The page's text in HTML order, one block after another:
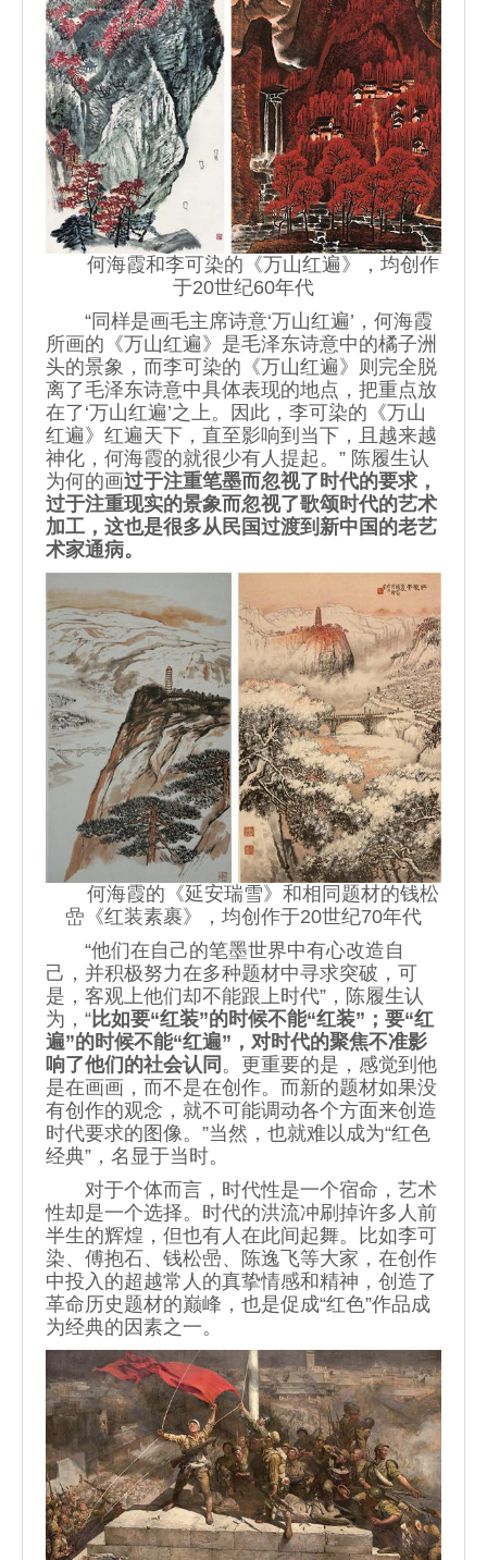
何海霞和李可染的《万山红遍》，均创作
于20世纪60年代
“同样是画毛主席诗意‘万山红遍’，何海霞
所画的《万山红遍》是毛泽东诗意中的橘子洲
头的景象，而李可染的《万山红遍》则完全脱
离了毛泽东诗意中具体表现的地点，把重点放
在了‘万山红遍’之上。因此，李可染的《万山
红遍》红遍天下，直至影响到当下，且越来越
神化，何海霞的就很少有人提起。” 陈履生认
为何的画过于注重笔墨而忽视了时代的要求，
过于注重现实的景象而忽视了歌颂时代的艺术
加工，这也是很多从民国过渡到新中国的老艺
术家通病。
何海霞的《延安瑞雪》和相同题材的钱松
嵒《红装素裹》，均创作于20世纪70年代
“他们在自己的笔墨世界中有心改造自
己，并积极努力在多种题材中寻求突破，可
是，客观上他们却不能跟上时代”，陈履生认
为，“比如要“红装”的时候不能“红装”；要“红
遍”的时候不能“红遍”，对时代的聚焦不准影
响了他们的社会认同 。更重要的是，感觉到他
是在画画，而不是在创作。而新的题材如果没
有创作的观念，就不可能调动各个方面来创造
时代要求的图像。”当然，也就难以成为“红色
经典”，名显于当时。
对于个体而言，时代性是一个宿命，艺术
性却是一个选择。时代的洪流冲刷掉许多人前
半生的辉煌，但也有人在此间起舞。比如李可
染、傅抱石、钱松喦、陈逸飞等大家，在创作
中投入的超越常人的真挚情感和精神，创造了
革命历史题材的巅峰，也是促成“红色”作品成
为经典的因素之一。